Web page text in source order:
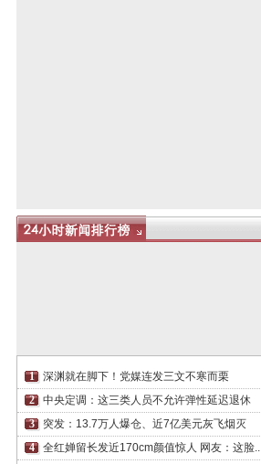
深渊就在脚下！党媒连发三文不寒而栗
中央定调：这三类人员不允许弹性延迟退休
突发：13.7万人爆仓、近7亿美元灰飞烟灭
全红婵留长发近170cm颜值惊人 网友：这脸..